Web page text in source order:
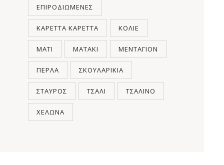
ΕΠΙΡΟΔΙΩΜΈΝΕΣ
ΚΑΡΈΤΤΑ ΚΑΡΈΤΤΑ ΚΟΛΙΈ
ΜΆΤΙ ΜΑΤΆΚΙ ΜΕΝΤΑΓΙΌΝ
ΠΈΡΛΑ ΣΚΟΥΛΑΡΊΚΙΑ
ΣΤΑΥΡΌΣ ΤΣΆΛΙ ΤΣΆΛΙΝΟ
ΧΕΛΏΝΑ